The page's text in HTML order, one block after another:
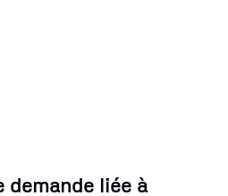
demande liée à